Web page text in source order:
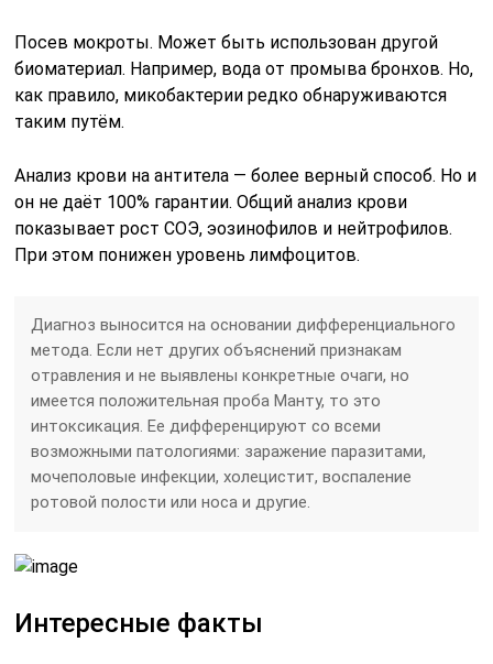
Посев мокроты. Может быть использован другой
биоматериал. Например, вода от промыва бронхов. Но,
как правило, микобактерии редко обнаруживаются
таким путём.
Анализ крови на антитела — более верный способ. Но и
он не даёт 100% гарантии. Общий анализ крови
показывает рост СОЭ, эозинофилов и нейтрофилов.
При этом понижен уровень лимфоцитов.
Диагноз выносится на основании дифференциального
метода. Если нет других объяснений признакам
отравления и не выявлены конкретные очаги, но
имеется положительная проба Манту, то это
интоксикация. Ее дифференцируют со всеми
возможными патологиями: заражение паразитами,
мочеполовые инфекции, холецистит, воспаление
ротовой полости или носа и другие.
Интересные факты